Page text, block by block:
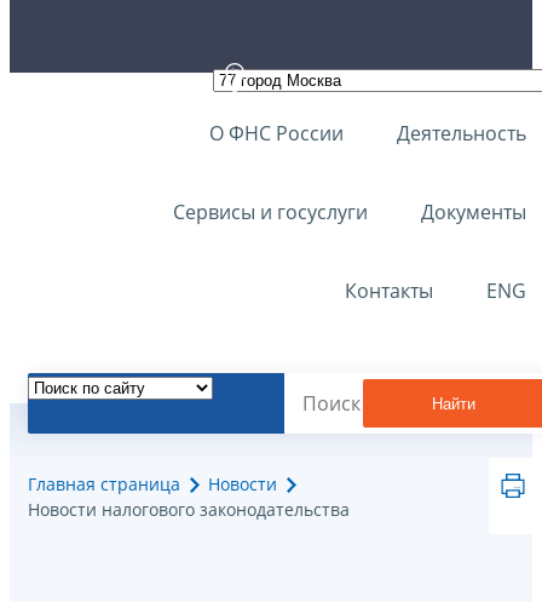
О ФНС России Деятельность
Сервисы и госуслуги Документы
Контакты ENG
Найти
Главная страница
Новости
Новости налогового законодательства